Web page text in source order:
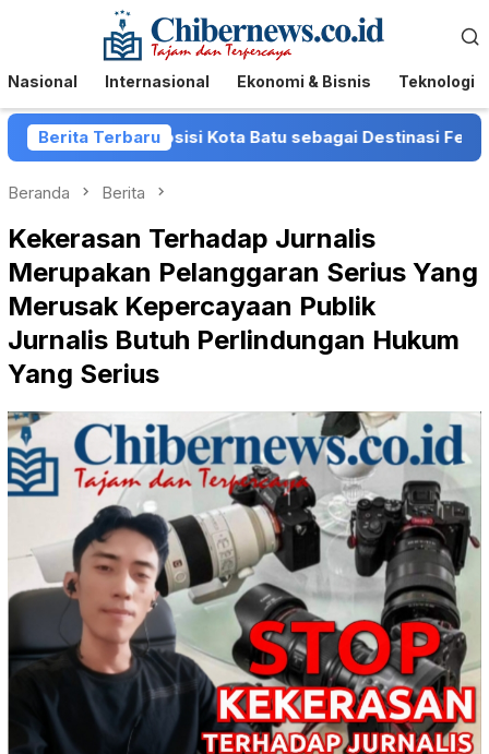
Menu
Mobile
Nasional Internasional Ekonomi & Bisnis Teknologi
Berita Terbaru
Posisi Kota Batu sebagai Destinasi Festival Musik
Beranda Berita
Kekerasan Terhadap Jurnalis
Merupakan Pelanggaran Serius Yang
Merusak Kepercayaan Publik
Jurnalis Butuh Perlindungan Hukum
Yang Serius